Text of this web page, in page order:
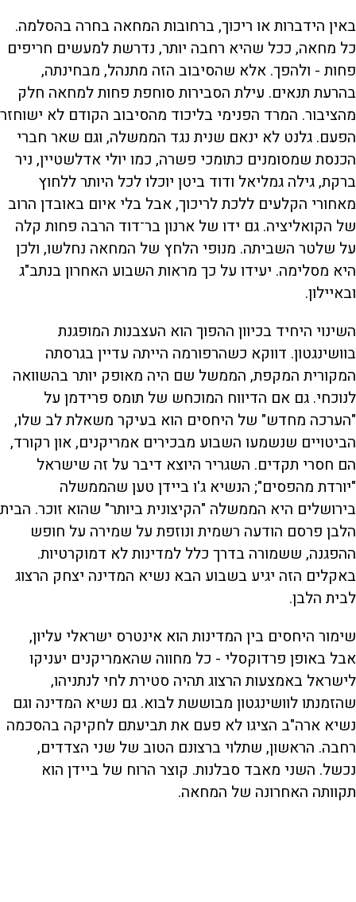
באין הידברות או ריכוך, ברחובות המחאה בחרה בהסלמה.
כל מחאה, ככל שהיא רחבה יותר, נדרשת למעשים חריפים
פחות - ולהפך. אלא שהסיבוב הזה מתנהל, מבחינתה,
בהרעת תנאים. עילת הסבירות סוחפת פחות למחאה חלק
מהציבור. המרד הפנימי בליכוד מהסיבוב הקודם לא ישוחזר
הפעם. גלנט לא ינאם שנית נגד הממשלה, וגם שאר חברי
הכנסת שמסומנים כתומכי פשרה, כמו יולי אדלשטיין, ניר
ברקת, גילה גמליאל ודוד ביטן יוכלו לכל היותר ללחוץ
מאחורי הקלעים ללכת לריכוך, אבל בלי איום באובדן הרוב
של הקואליציה. גם ידו של ארנון בר־דוד הרבה פחות קלה
על שלטר השביתה. מנופי הלחץ של המחאה נחלשו, ולכן
היא מסלימה. יעידו על כך מראות השבוע האחרון בנתב"ג
ובאיילון.
השינוי היחיד בכיוון ההפוך הוא העצבנות המופגנת
בוושינגטון. דווקא כשהרפורמה הייתה עדיין בגרסתה
המקורית המקפת, הממשל שם היה מאופק יותר בהשוואה
לנוכחי. גם אם הדיווח המוכחש של תומס פרידמן על
"הערכה מחדש" של היחסים הוא בעיקר משאלת לב שלו,
הביטויים שנשמעו השבוע מבכירים אמריקנים, און רקורד,
הם חסרי תקדים. השגריר היוצא דיבר על זה שישראל
"יורדת מהפסים"; הנשיא ג'ו ביידן טען שהממשלה
בירושלים היא הממשלה "הקיצונית ביותר" שהוא זוכר. הבית
הלבן פרסם הודעה רשמית ונוזפת על שמירה על חופש
ההפגנה, ששמורה בדרך כלל למדינות לא דמוקרטיות.
באקלים הזה יגיע בשבוע הבא נשיא המדינה יצחק הרצוג
לבית הלבן.
שימור היחסים בין המדינות הוא אינטרס ישראלי עליון,
אבל באופן פרדוקסלי - כל מחווה שהאמריקנים יעניקו
לישראל באמצעות הרצוג תהיה סטירת לחי לנתניהו,
שהזמנתו לוושינגטון מבוששת לבוא. גם נשיא המדינה וגם
נשיא ארה"ב הציגו לא פעם את תביעתם לחקיקה בהסכמה
רחבה. הראשון, שתלוי ברצונם הטוב של שני הצדדים,
נכשל. השני מאבד סבלנות. קוצר הרוח של ביידן הוא
תקוותה האחרונה של המחאה.